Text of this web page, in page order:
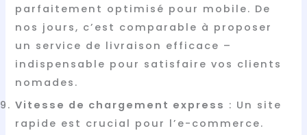
parfaitement optimisé pour mobile. De
nos jours, c’est comparable à proposer
un service de livraison efficace –
indispensable pour satisfaire vos clients
nomades.
Vitesse de chargement express : Un site
rapide est crucial pour l’e-commerce.